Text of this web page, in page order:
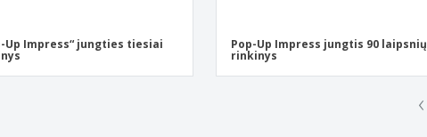
Up Impress“ jungties tiesiai Pop-Up Impress jungtis 90 laipsnių
rinkinys
‹